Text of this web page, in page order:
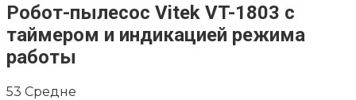
Робот-пылесос Vitek VT-1803 с
таймером и индикацией режима
работы
53 Средне